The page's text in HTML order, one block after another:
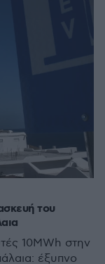
του
10MWh στην
έξυπνο